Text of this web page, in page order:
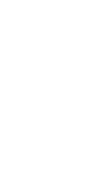
La Punta del
zona sur de la
aparatoso
conocida
gran
Debido a la
Ante el riesgo
protegido, las
cooperación